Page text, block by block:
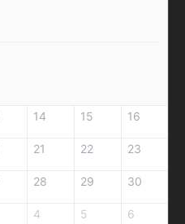
14 15 16
21 22 23
28 29 30
4 5 6